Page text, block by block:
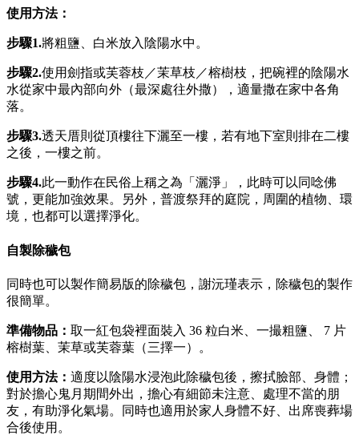
使用方法：
步驟1.將粗鹽、白米放入陰陽水中。
步驟2.使用劍指或芙蓉枝／茉草枝／榕樹枝，把碗裡的陰陽水
水從家中最內部向外（最深處往外撒），適量撒在家中各角
落。
步驟3.透天厝則從頂樓往下灑至一樓，若有地下室則排在二樓
之後，一樓之前。
步驟4.此一動作在民俗上稱之為「灑淨」，此時可以同唸佛
號，更能加強效果。另外，普渡祭拜的庭院，周圍的植物、環
境，也都可以選擇淨化。
自製除穢包
同時也可以製作簡易版的除穢包，謝沅瑾表示，除穢包的製作
很簡單。
準備物品： 取一紅包袋裡面裝入 36 粒白米、一撮粗鹽、 7 片
榕樹葉、茉草或芙蓉葉（三擇一）。
使用方法： 適度以陰陽水浸泡此除穢包後，擦拭臉部、身體；
對於擔心鬼月期間外出，擔心有細節未注意、處理不當的朋
友，有助淨化氣場。同時也適用於家人身體不好、出席喪葬場
合後使用。